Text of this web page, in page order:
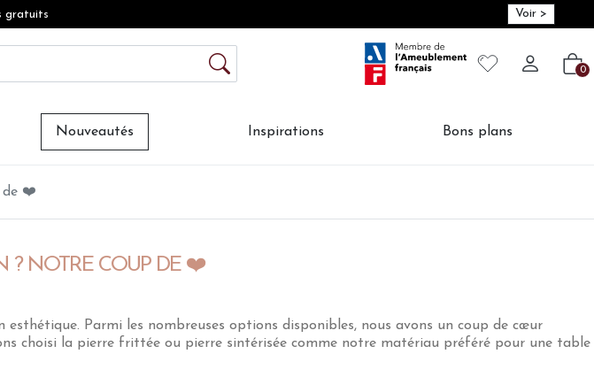
gratuits Voir >
Votre liste de
Créer
Mon compte
S'inscrire
Connexion0
Nouveautés Inspirations Bons plans
de ❤️
? NOTRE COUP DE ❤️
Parmi les nombreuses options disponibles, nous avons un coup de cœur
choisi la pierre frittée ou pierre sintérisée comme notre matériau préféré pour une table